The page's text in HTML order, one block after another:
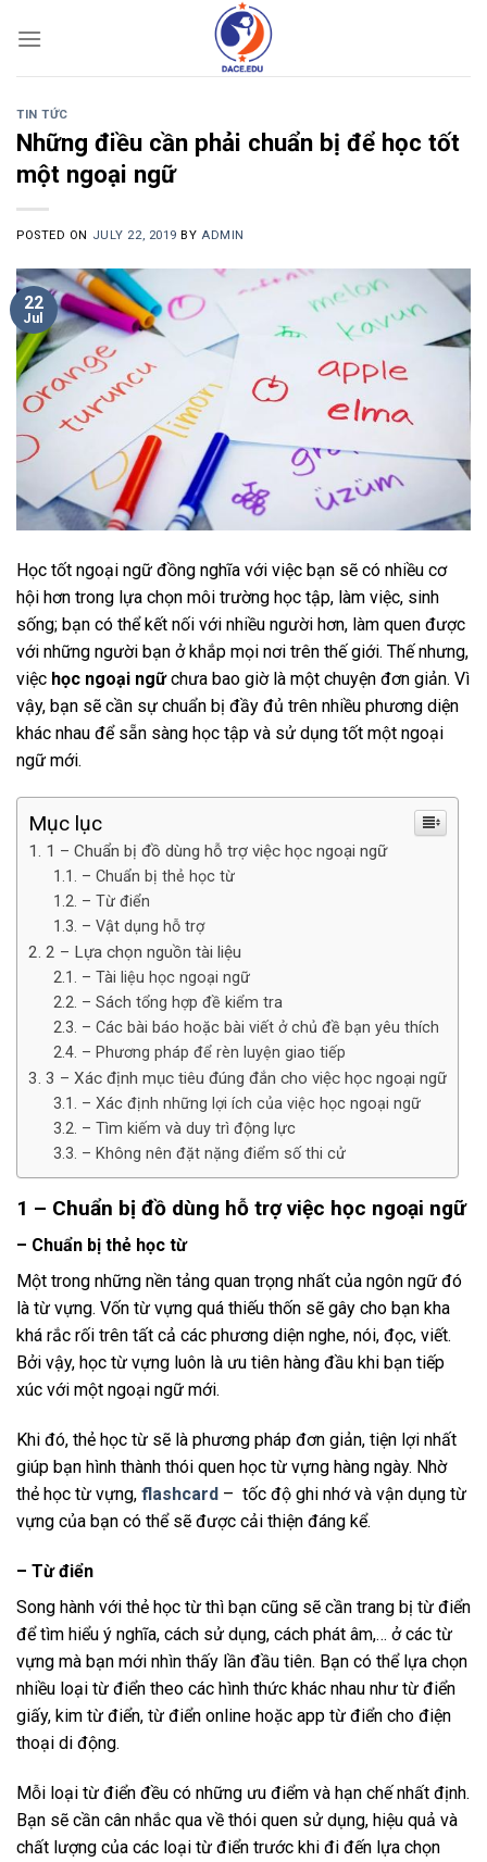
TIN TỨC
Những điều cần phải chuẩn bị để học tốt
một ngoại ngữ
POSTED ON JULY 22, 2019 BY ADMIN
22
Jul
Học tốt ngoại ngữ đồng nghĩa với việc bạn sẽ có nhiều cơ
hội hơn trong lựa chọn môi trường học tập, làm việc, sinh
sống; bạn có thể kết nối với nhiều người hơn, làm quen được
với những người bạn ở khắp mọi nơi trên thế giới. Thế nhưng,
việc học ngoại ngữchưa bao giờ là một chuyện đơn giản. Vì
vậy, bạn sẽ cần sự chuẩn bị đầy đủ trên nhiều phương diện
khác nhau để sẵn sàng học tập và sử dụng tốt một ngoại
ngữ mới.
Mục lục
1 – Chuẩn bị đồ dùng hỗ trợ việc học ngoại ngữ
– Chuẩn bị thẻ học từ
– Từ điển
– Vật dụng hỗ trợ
2 – Lựa chọn nguồn tài liệu
– Tài liệu học ngoại ngữ
– Sách tổng hợp đề kiểm tra
– Các bài báo hoặc bài viết ở chủ đề bạn yêu thích
– Phương pháp để rèn luyện giao tiếp
3 – Xác định mục tiêu đúng đắn cho việc học ngoại ngữ
– Xác định những lợi ích của việc học ngoại ngữ
– Tìm kiếm và duy trì động lực
– Không nên đặt nặng điểm số thi cử
1 – Chuẩn bị đồ dùng hỗ trợ việc học ngoại ngữ
– Chuẩn bị thẻ học từ
Một trong những nền tảng quan trọng nhất của ngôn ngữ đó
là từ vựng. Vốn từ vựng quá thiếu thốn sẽ gây cho bạn kha
khá rắc rối trên tất cả các phương diện nghe, nói, đọc, viết.
Bởi vậy, học từ vựng luôn là ưu tiên hàng đầu khi bạn tiếp
xúc với một ngoại ngữ mới.
Khi đó, thẻ học từ sẽ là phương pháp đơn giản, tiện lợi nhất
giúp bạn hình thành thói quen học từ vựng hàng ngày. Nhờ
thẻ học từ vựng, flashcard – tốc độ ghi nhớ và vận dụng từ
vựng của bạn có thể sẽ được cải thiện đáng kể.
– Từ điển
Song hành với thẻ học từ thì bạn cũng sẽ cần trang bị từ điển
để tìm hiểu ý nghĩa, cách sử dụng, cách phát âm,… ở các từ
vựng mà bạn mới nhìn thấy lần đầu tiên. Bạn có thể lựa chọn
nhiều loại từ điển theo các hình thức khác nhau như từ điển
giấy, kim từ điển, từ điển online hoặc app từ điển cho điện
thoại di động.
Mỗi loại từ điển đều có những ưu điểm và hạn chế nhất định.
Bạn sẽ cần cân nhắc qua về thói quen sử dụng, hiệu quả và
chất lượng của các loại từ điển trước khi đi đến lựa chọn